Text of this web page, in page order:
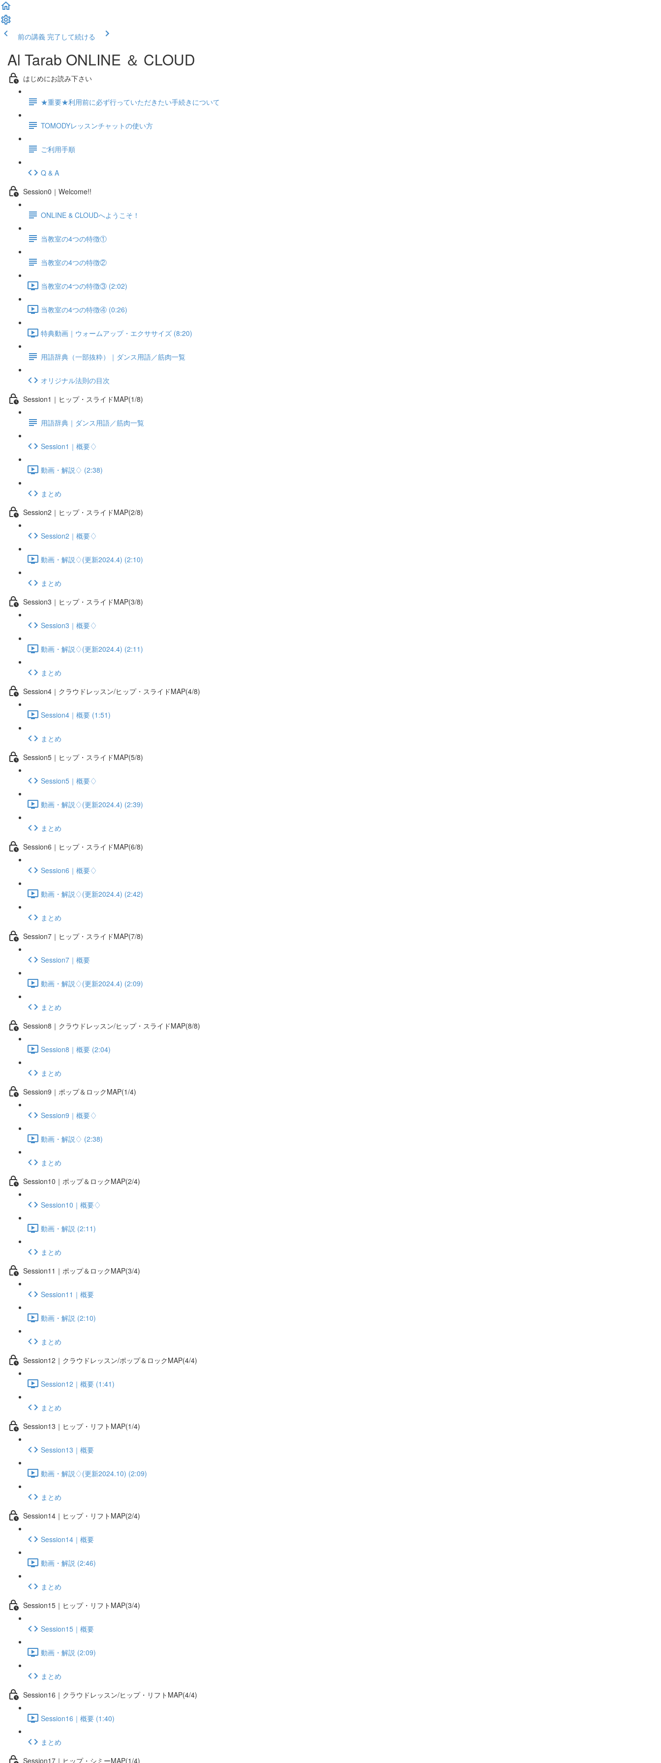
前の講義 完了して続ける
Al Tarab ONLINE ＆ CLOUD
はじめにお読み下さい
★重要★利用前に必ず行っていただきたい手続きについて
TOMODYレッスンチャットの使い方
ご利用手順
Q & A
Session0｜Welcome!!
ONLINE & CLOUDへようこそ！
当教室の4つの特徴①
当教室の4つの特徴②
当教室の4つの特徴③ (2:02)
当教室の4つの特徴④ (0:26)
特典動画｜ウォームアップ・エクササイズ (8:20)
用語辞典（一部抜粋）｜ダンス用語／筋肉一覧
オリジナル法則の目次
Session1｜ヒップ・スライドMAP(1/8)
用語辞典｜ダンス用語／筋肉一覧
Session1｜概要♢
動画・解説♢ (2:38)
まとめ
Session2｜ヒップ・スライドMAP(2/8)
Session2｜概要♢
動画・解説♢(更新2024.4) (2:10)
まとめ
Session3｜ヒップ・スライドMAP(3/8)
Session3｜概要♢
動画・解説♢(更新2024.4) (2:11)
まとめ
Session4｜クラウドレッスン/ヒップ・スライドMAP(4/8)
Session4｜概要 (1:51)
まとめ
Session5｜ヒップ・スライドMAP(5/8)
Session5｜概要♢
動画・解説♢(更新2024.4) (2:39)
まとめ
Session6｜ヒップ・スライドMAP(6/8)
Session6｜概要♢
動画・解説♢(更新2024.4) (2:42)
まとめ
Session7｜ヒップ・スライドMAP(7/8)
Session7｜概要
動画・解説♢(更新2024.4) (2:09)
まとめ
Session8｜クラウドレッスン/ヒップ・スライドMAP(8/8)
Session8｜概要 (2:04)
まとめ
Session9｜ポップ＆ロックMAP(1/4)
Session9｜概要♢
動画・解説♢ (2:38)
まとめ
Session10｜ポップ＆ロックMAP(2/4)
Session10｜概要♢
動画・解説 (2:11)
まとめ
Session11｜ポップ＆ロックMAP(3/4)
Session11｜概要
動画・解説 (2:10)
まとめ
Session12｜クラウドレッスン/ポップ＆ロックMAP(4/4)
Session12｜概要 (1:41)
まとめ
Session13｜ヒップ・リフトMAP(1/4)
Session13｜概要
動画・解説♢(更新2024.10) (2:09)
まとめ
Session14｜ヒップ・リフトMAP(2/4)
Session14｜概要
動画・解説 (2:46)
まとめ
Session15｜ヒップ・リフトMAP(3/4)
Session15｜概要
動画・解説 (2:09)
まとめ
Session16｜クラウドレッスン/ヒップ・リフトMAP(4/4)
Session16｜概要 (1:40)
まとめ
Session17｜ヒップ・シミーMAP(1/4)